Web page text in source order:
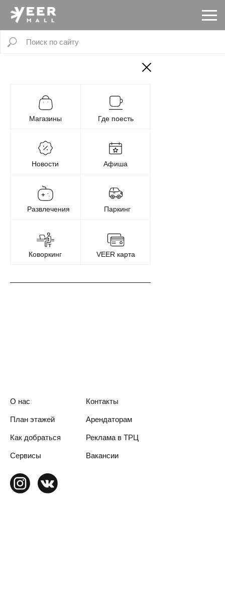
Магазины Где поесть
Новости
Паркинг
Афиша
Развлечения
О нас
План этажей
Как добраться
Арендаторам
Контакты
Реклама в ТРЦ
VEER карта
Коворкинг
Сервисы Вакансии